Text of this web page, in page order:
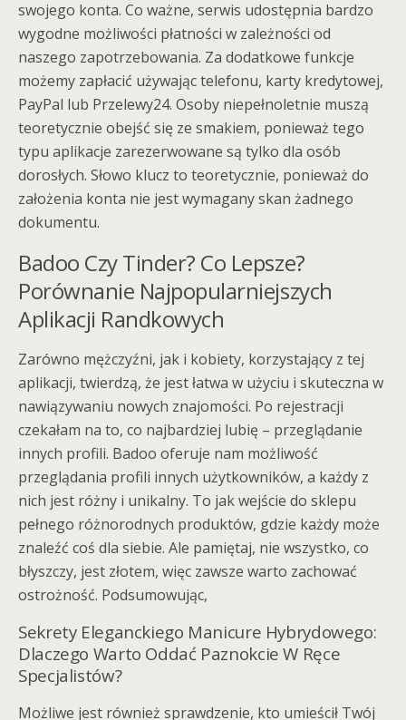
swojego konta. Co ważne, serwis udostępnia bardzo
wygodne możliwości płatności w zależności od
naszego zapotrzebowania. Za dodatkowe funkcje
możemy zapłacić używając telefonu, karty kredytowej,
PayPal lub Przelewy24. Osoby niepełnoletnie muszą
teoretycznie obejść się ze smakiem, ponieważ tego
typu aplikacje zarezerwowane są tylko dla osób
dorosłych. Słowo klucz to teoretycznie, ponieważ do
założenia konta nie jest wymagany skan żadnego
dokumentu.
Badoo Czy Tinder? Co Lepsze?
Porównanie Najpopularniejszych
Aplikacji Randkowych
Zarówno mężczyźni, jak i kobiety, korzystający z tej
aplikacji, twierdzą, że jest łatwa w użyciu i skuteczna w
nawiązywaniu nowych znajomości. Po rejestracji
czekałam na to, co najbardziej lubię – przeglądanie
innych profili. Badoo oferuje nam możliwość
przeglądania profili innych użytkowników, a każdy z
nich jest różny i unikalny. To jak wejście do sklepu
pełnego różnorodnych produktów, gdzie każdy może
znaleźć coś dla siebie. Ale pamiętaj, nie wszystko, co
błyszczy, jest złotem, więc zawsze warto zachować
ostrożność. Podsumowując,
Sekrety Eleganckiego Manicure Hybrydowego:
Dlaczego Warto Oddać Paznokcie W Ręce
Specjalistów?
Możliwe jest również sprawdzenie, kto umieścił Twój